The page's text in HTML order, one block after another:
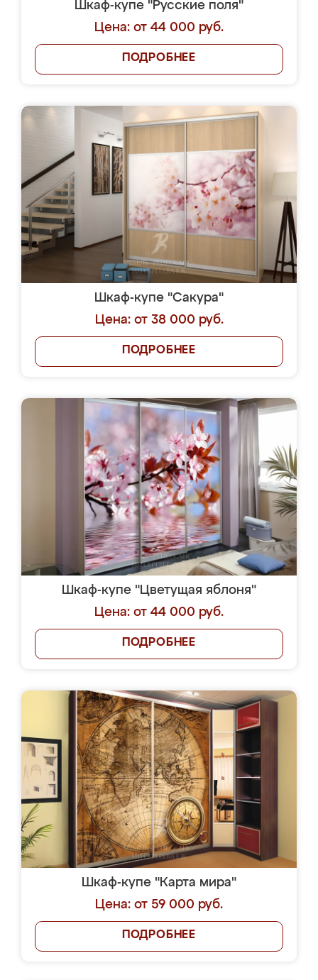
Шкаф-купе "Русские поля"
Цена: от 44 000 руб.
ПОДРОБНЕЕ
Шкаф-купе "Сакура"
Цена: от 38 000 руб.
ПОДРОБНЕЕ
Шкаф-купе "Цветущая яблоня"
Цена: от 44 000 руб.
ПОДРОБНЕЕ
Шкаф-купе "Карта мира"
Цена: от 59 000 руб.
ПОДРОБНЕЕ